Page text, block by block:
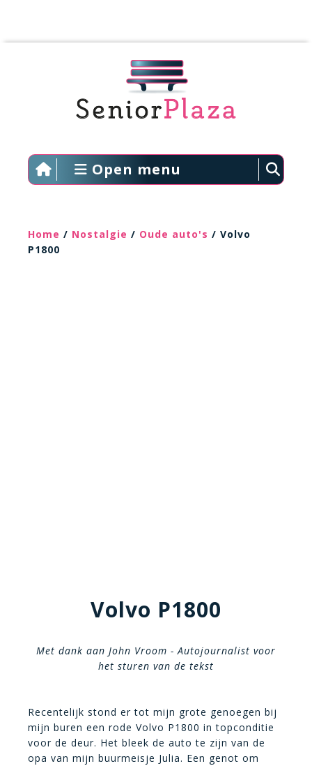
Open menu
Home / Nostalgie / Oude auto's / Volvo
P1800
Volvo P1800
Met dank aan John Vroom - Autojournalist voor
het sturen van de tekst
Recentelijk stond er tot mijn grote genoegen bij
mijn buren een rode Volvo P1800 in topconditie
voor de deur. Het bleek de auto te zijn van de
opa van mijn buurmeisje Julia. Een genot om